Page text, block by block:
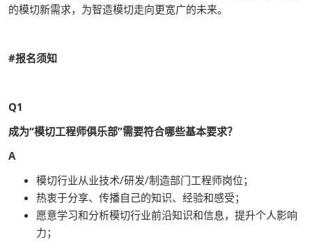
的模切新需求，为智造模切走向更宽广的未来。
#报名须知
Q1
成为“模切工程师俱乐部”需要符合哪些基本要求？
A
模切行业从业技术/研发/制造部门工程师岗位；
热衷于分享、传播自己的知识、经验和感受；
愿意学习和分析模切行业前沿知识和信息，提升个人影响
力；